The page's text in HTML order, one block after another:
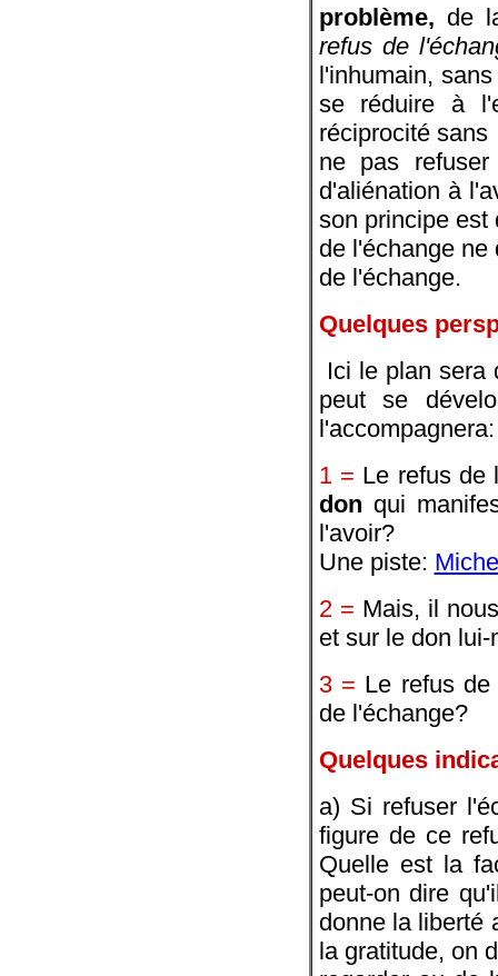
problème, de
refus de
l'inhumain,
se réduire à
réciprocité
ne pas
d'aliénation à
son principe
de l'échange
de l'échange.
Quelques
Ici le plan sera
peut se
1 = Le refus de
don qui
l'avoir?
Une piste:
2 = Mais, il
et sur le don lui-
3 = Le refus
de l'échange?
Quelques
a) Si refuser
figure de ce
Quelle est la
peut-on dire
donne la liberté
la gratitude, on